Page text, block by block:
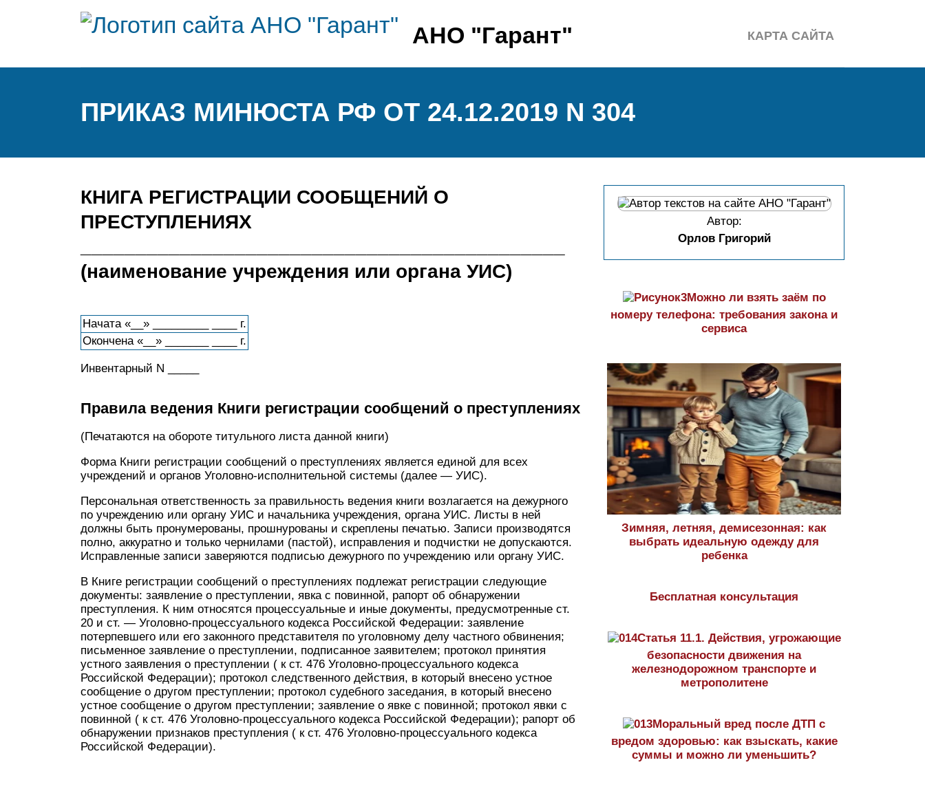
АНО "Гарант" КАРТА САЙТА
ПРИКАЗ МИНЮСТА РФ ОТ 24.12.2019 N 304
КНИГА РЕГИСТРАЦИИ СООБЩЕНИЙ О
ПРЕСТУПЛЕНИЯХ
(наименование учреждения или органа УИС)
Начата «__» _________ ____ г.
Окончена «__» _______ ____ г.
Инвентарный N _____
Правила ведения Книги регистрации сообщений о преступлениях
(Печатаются на обороте титульного листа данной книги)
Форма Книги регистрации сообщений о преступлениях является единой для всех
учреждений и органов Уголовно-исполнительной системы (далее — УИС).
Персональная ответственность за правильность ведения книги возлагается на дежурного
по учреждению или органу УИС и начальника учреждения, органа УИС. Листы в ней
должны быть пронумерованы, прошнурованы и скреплены печатью. Записи производятся
полно, аккуратно и только чернилами (пастой), исправления и подчистки не допускаются.
Исправленные записи заверяются подписью дежурного по учреждению или органу УИС.
В Книге регистрации сообщений о преступлениях подлежат регистрации следующие
документы: заявление о преступлении, явка с повинной, рапорт об обнаружении
преступления. К ним относятся процессуальные и иные документы, предусмотренные ст.
20 и ст. — Уголовно-процессуального кодекса Российской Федерации: заявление
потерпевшего или его законного представителя по уголовному делу частного обвинения;
письменное заявление о преступлении, подписанное заявителем; протокол принятия
устного заявления о преступлении ( к ст. 476 Уголовно-процессуального кодекса
Российской Федерации); протокол следственного действия, в который внесено устное
сообщение о другом преступлении; протокол судебного заседания, в который внесено
устное сообщение о другом преступлении; заявление о явке с повинной; протокол явки с
повинной ( к ст. 476 Уголовно-процессуального кодекса Российской Федерации); рапорт об
обнаружении признаков преступления ( к ст. 476 Уголовно-процессуального кодекса
Российской Федерации).
Автор:
Орлов Григорий
Можно ли взять заём по
номеру телефона: требования закона и
сервиса
Зимняя, летняя, демисезонная: как
выбрать идеальную одежду для
ребенка
Бесплатная консультация
Статья 11.1. Действия, угрожающие
безопасности движения на
железнодорожном транспорте и
метрополитене
Моральный вред после ДТП с
вредом здоровью: как взыскать, какие
суммы и можно ли уменьшить?